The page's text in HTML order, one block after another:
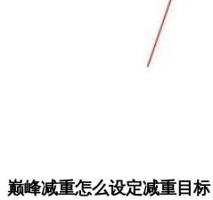
巅峰减重怎么设定减重目标